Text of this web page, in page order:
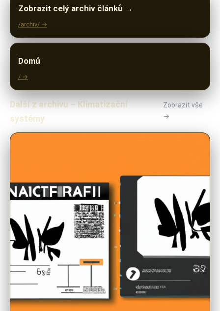
Zobrazit celý archiv článků →
/archiv/ →
Domů
/ →
Další z archivu – Klimatizační
systémy
Zobrazit vše
→